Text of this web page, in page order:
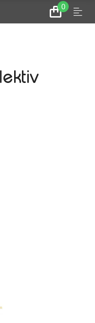
0
Zum
Warenkorb
Menu